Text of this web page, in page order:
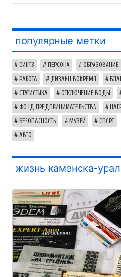
популярные метки
СИНТЗ ПЕРСОНА ОБРАЗОВАНИЕ
РАБОТА ДИЗАЙН ВОВРЕМЯ
СТАТИСТИКА ОТКЛЮЧЕНИЕ ВОДЫ
ФОНД ПРЕДПРИНИМАТЕЛЬСТВА
БЕЗОПАСНОСТЬ МУЗЕЙ СПОРТ
АВТО
жизнь каменска-